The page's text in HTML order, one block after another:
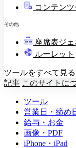
コンテン
その他
教壇
座席表ジ
ルーレット
ツールをすべて見る
記事 このサイトに
ツール
営業日・締め
給与・お金
画像・PDF
iPhone・iPad